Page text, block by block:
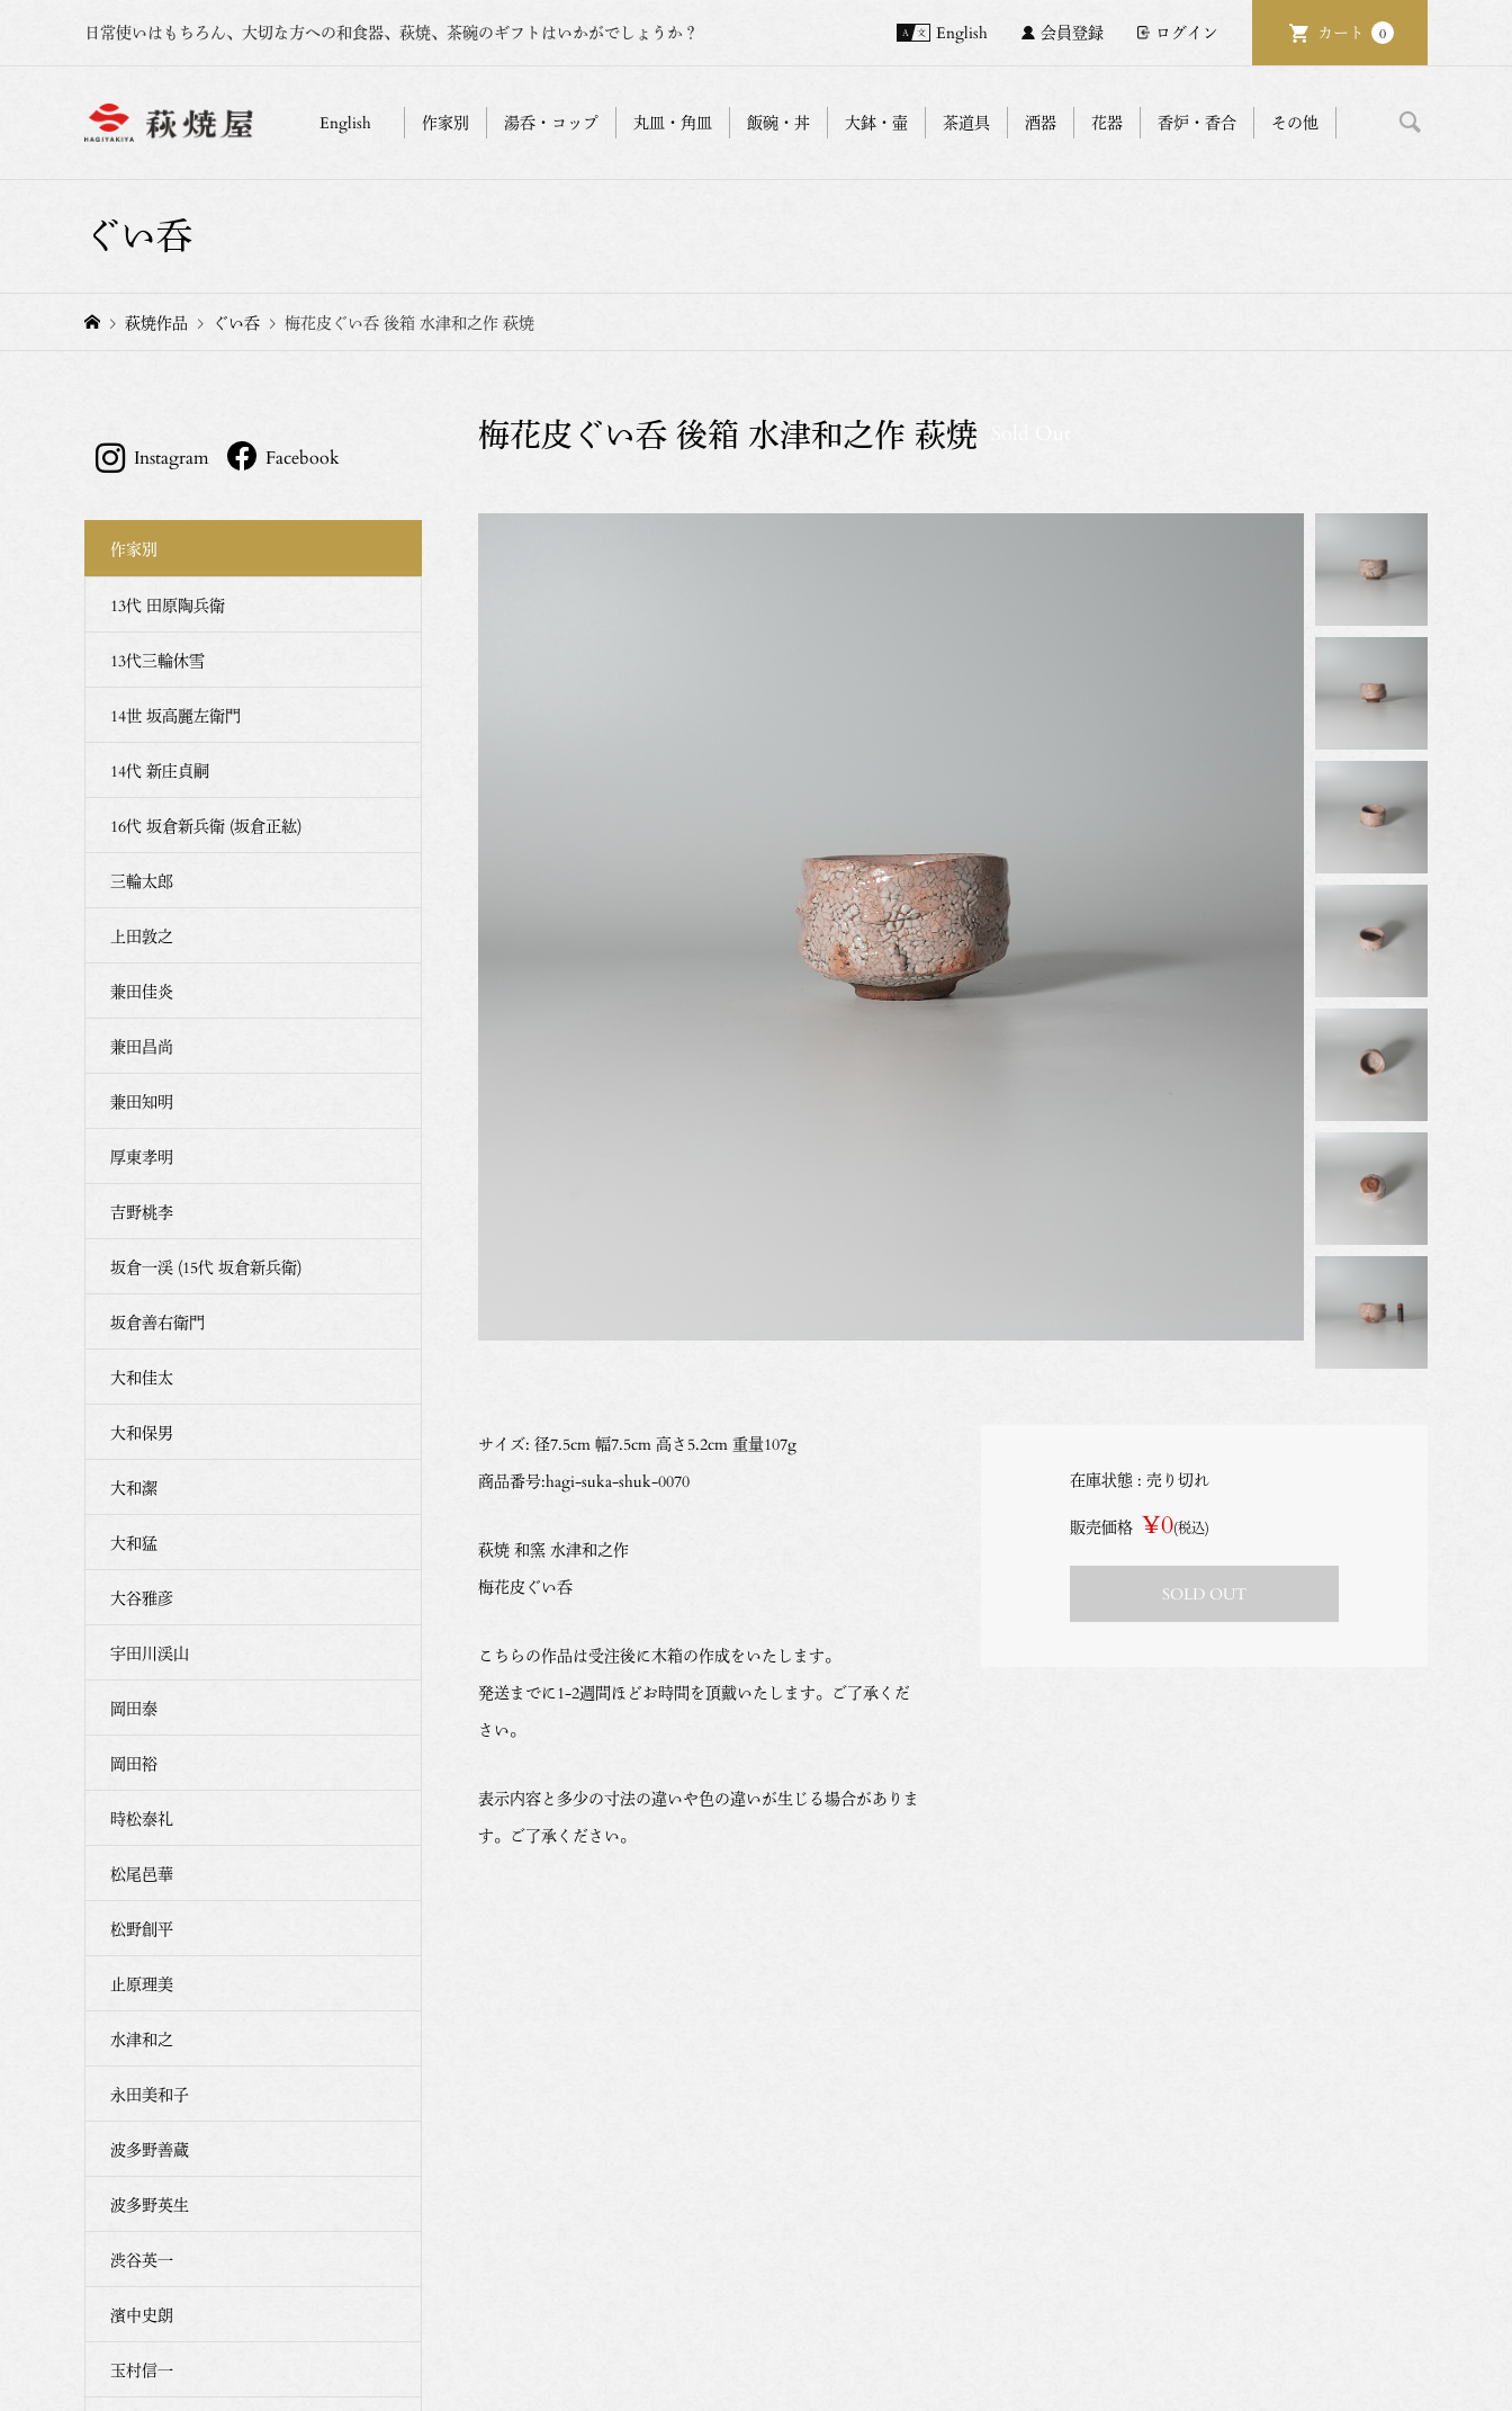
日常使いはもちろん、大切な方への和食器、萩焼、茶碗のギフトはいかがでしょうか？ English 会員登録 ログイン カート 0
English 作家別 湯呑・コップ 丸皿・角皿 飯碗・丼 大鉢・壷 茶道具 酒器 花器 香炉・香合 その他
ぐい呑
萩焼作品 ぐい呑 梅花皮ぐい呑 後箱 水津和之作 萩焼
梅花皮ぐい呑 後箱 水津和之作 萩焼
サイズ: 径7.5cm 幅7.5cm 高さ5.2cm 重量107g
商品番号:hagi-suka-shuk-0070
萩焼 和窯 水津和之作
梅花皮ぐい呑
こちらの作品は受注後に木箱の作成をいたします。
発送までに1-2週間ほどお時間を頂戴いたします。ご了承くだ
さい。
表示内容と多少の寸法の違いや色の違いが生じる場合がありま
す。ご了承ください。
在庫状態 : 売り切れ
販売価格 ¥0(税込)
SOLD OUT
Instagram Facebook
作家別
13代 田原陶兵衛
13代三輪休雪
14世 坂高麗左衛門
14代 新庄貞嗣
16代 坂倉新兵衛 (坂倉正紘)
三輪太郎
上田敦之
兼田佳炎
兼田昌尚
兼田知明
厚東孝明
吉野桃李
坂倉一渓 (15代 坂倉新兵衛)
坂倉善右衛門
大和佳太
大和保男
大和潔
大和猛
大谷雅彦
宇田川渓山
岡田泰
岡田裕
時松泰礼
松尾邑華
松野創平
止原理美
水津和之
永田美和子
波多野善蔵
波多野英生
渋谷英一
濱中史朗
玉村信一